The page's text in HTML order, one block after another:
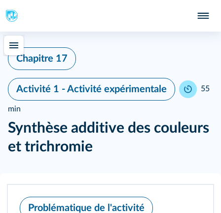
Chapitre 17
Activité 1 - Activité expérimentale 55
min
Synthèse additive des couleurs
et trichromie
Problématique de l'activité